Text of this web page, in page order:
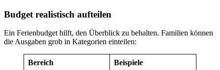
Budget realistisch aufteilen
Ein Ferienbudget hilft, den Überblick zu behalten. Familien können
die Ausgaben grob in Kategorien einteilen:
Bereich Beispiele